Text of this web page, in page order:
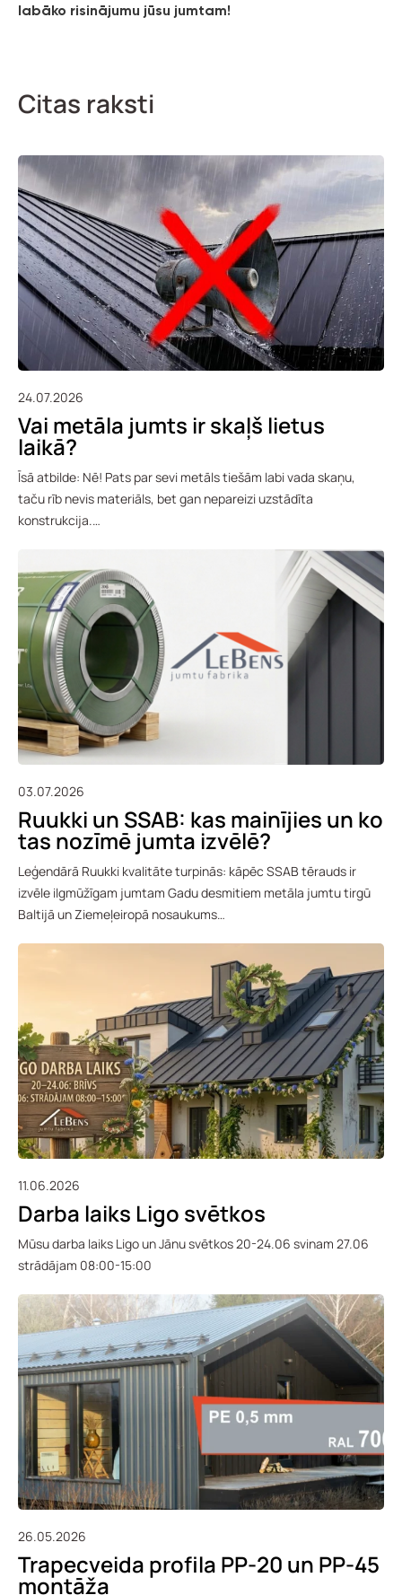
labāko risinājumu jūsu jumtam!
Citas raksti
24.07.2026
Vai metāla jumts ir skaļš lietus
laikā?
Īsā atbilde: Nē! Pats par sevi metāls tiešām labi vada skaņu,
taču rīb nevis materiāls, bet gan nepareizi uzstādīta
konstrukcija.…
03.07.2026
Ruukki un SSAB: kas mainījies un ko
tas nozīmē jumta izvēlē?
Leģendārā Ruukki kvalitāte turpinās: kāpēc SSAB tērauds ir
izvēle ilgmūžīgam jumtam Gadu desmitiem metāla jumtu tirgū
Baltijā un Ziemeļeiropā nosaukums…
11.06.2026
Darba laiks Ligo svētkos
Mūsu darba laiks Ligo un Jānu svētkos 20-24.06 svinam 27.06
strādājam 08:00-15:00
26.05.2026
Trapecveida profila PP-20 un PP-45
montāža